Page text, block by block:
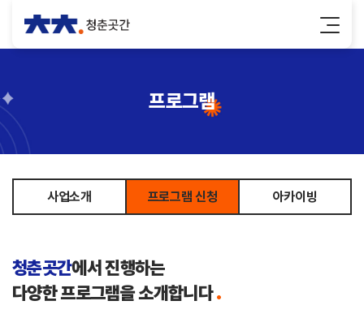
프로그램
사업소개 프로그램 신청 아카이빙
청춘곳간에서 진행하는
다양한 프로그램을 소개합니다.